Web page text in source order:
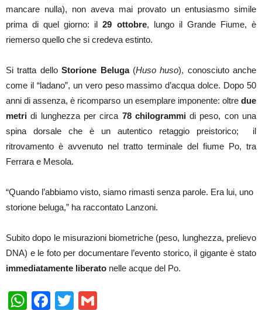
mancare nulla), non aveva mai provato un entusiasmo simile
prima di quel giorno: il29 ottobre, lungo il Grande Fiume, è
riemerso quello che si credeva estinto.
Si tratta delloStorione Beluga(Huso huso), conosciuto anche
come il “ladano”, un vero peso massimo d’acqua dolce. Dopo 50
anni di assenza, è ricomparso un esemplare imponente: oltre due
metri di lunghezza per circa 78 chilogrammidi peso, con una
spina dorsale che è un autentico retaggio preistorico; il
ritrovamento è avvenuto nel tratto terminale del fiume Po, tra
Ferrara e Mesola.
“Quando l’abbiamo visto, siamo rimasti senza parole. Era lui, uno
storione beluga,” ha raccontato Lanzoni.
Subito dopo le misurazioni biometriche (peso, lunghezza, prelievo
DNA) e le foto per documentare l’evento storico, il gigante è stato
immediatamente liberato nelle acque del Po.
WhatsApp
Facebook
Twitter